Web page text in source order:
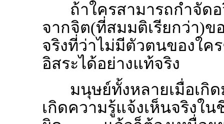
ถ้าใครสามารถกำจัด
จากจิต(ที่สมมติเรียกว่า)
จริงที่ว่าไม่มีตัวตนของใ
อิสระได้อย่างแท้จริง
มนุษย์ทั้งหลายเมื่อเกิ
เกิดความรู้แจ้งเห็นจริง